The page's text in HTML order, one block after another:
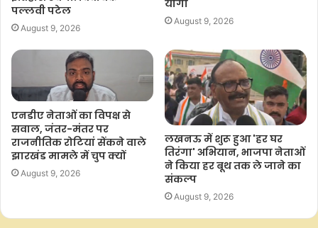
o
k
p
p
पल्लवी पटेल
August 9, 2026
योगी
August 9, 2026
एनडीए नेताओं का विपक्ष से
सवाल, जंतर-मंतर पर
राजनीतिक रोटियां सेंकने वाले
झारखंड मामले में चुप क्यों
August 9, 2026
लखनऊ में शुरू हुआ 'हर घर
तिरंगा' अभियान, भाजपा नेताओं
ने किया हर बूथ तक ले जाने का
संकल्प
August 9, 2026